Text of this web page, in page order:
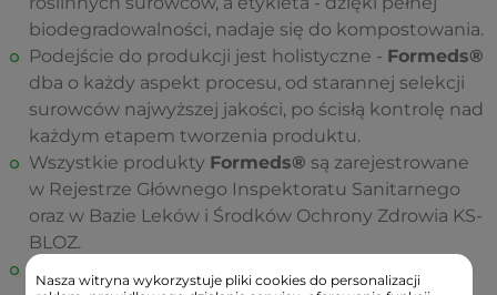
biodegradowalności, nadaje się do kompostowania.
Podejście do produkcji jest holistyczne - Formeds®
dba o każdy aspekt procesu, od starannej selekcji
surowców najwyższej jakości, po ścisłą kontrolę nad
każdym etapem tworzenia produktu.
Wszystkie produkty Formeds® są zarejestrowane
w Rejestrze Głównego Inspektoratu Sanitarnego
oraz w Bazie Leków i Środków Ochrony Zdrowia KS-
BLOZ.
Nasza witryna wykorzystuje pliki cookies do personalizacji